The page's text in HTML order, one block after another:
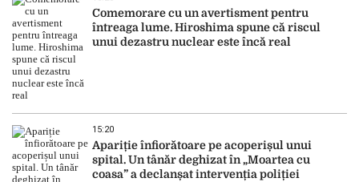
Comemorare cu un avertisment pentru
întreaga lume. Hiroshima spune că riscul
unui dezastru nuclear este încă real
15:20
Apariție înfiorătoare pe acoperișul unui
spital. Un tânăr deghizat în „Moartea cu
coasa” a declanșat intervenția poliției